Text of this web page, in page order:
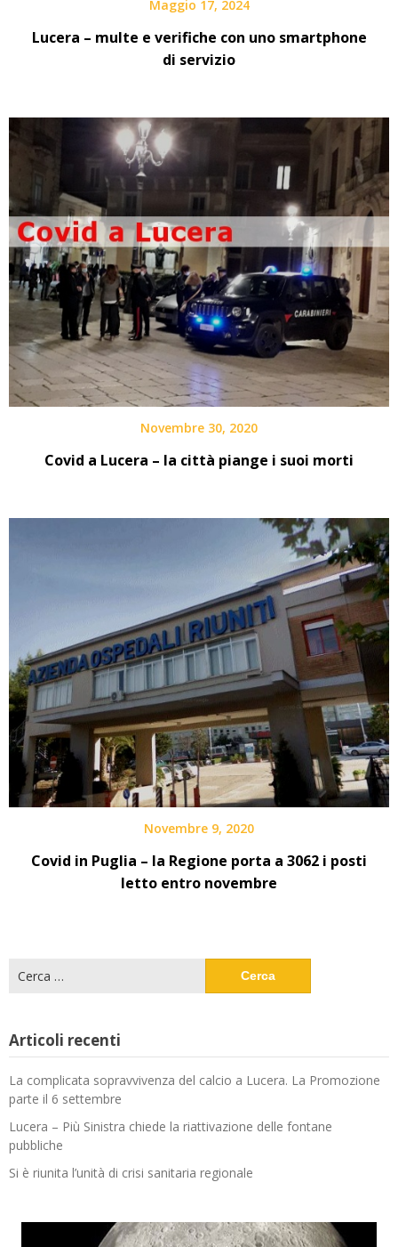
Maggio 17, 2024
Lucera – multe e verifiche con uno smartphone
di servizio
Novembre 30, 2020
Covid a Lucera – la città piange i suoi morti
Novembre 9, 2020
Covid in Puglia – la Regione porta a 3062 i posti
letto entro novembre
per:
Articoli recenti
La complicata sopravvivenza del calcio a Lucera. La Promozione
parte il 6 settembre
Lucera – Più Sinistra chiede la riattivazione delle fontane
pubbliche
Si è riunita l’unità di crisi sanitaria regionale